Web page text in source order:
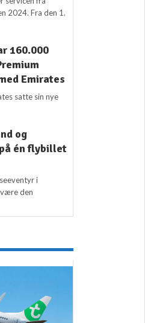
2024. Fra den 1.
160.000
Emirates
satte sin nye
og
én flybillet
i
den